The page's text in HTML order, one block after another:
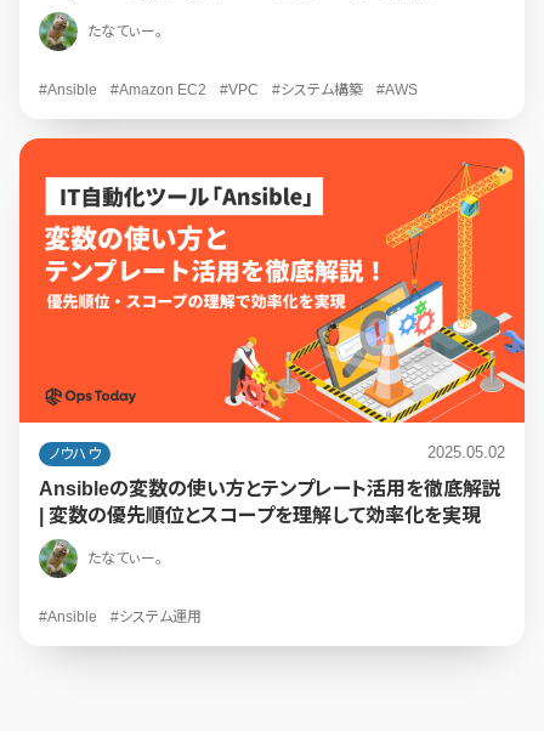
たなてぃー。
#Ansible #Amazon EC2 #VPC #システム構築 #AWS
ノウハウ 2025.05.02
Ansibleの変数の使い方とテンプレート活用を徹底解説
| 変数の優先順位とスコープを理解して効率化を実現
たなてぃー。
#Ansible #システム運用